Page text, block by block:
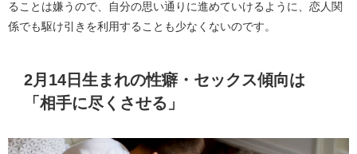
ることは嫌うので、自分の思い通りに進めていけるように、恋人関
係でも駆け引きを利用することも少なくないのです。
2月14日生まれの性癖・セックス傾向は
「相手に尽くさせる」